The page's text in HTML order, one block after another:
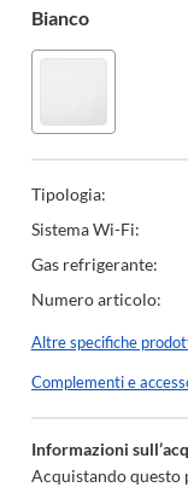
Bianco
Tipologia:
Sistema Wi-Fi:
Gas refrigerante:
Numero articolo:
Altre specifiche
Informazioni
Acquistando questo
Complementi e